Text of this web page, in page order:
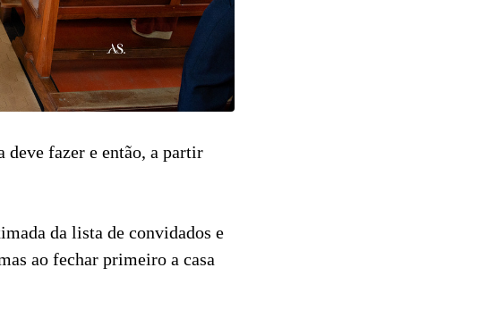
deve fazer e então, a partir
da lista de convidados e
ao fechar primeiro a casa